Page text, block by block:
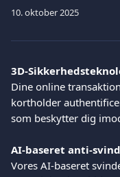
10. oktober 2025
3D-
Dine online
kortholder
som beskytter dig
AI-baseret anti-
Vores AI-baseret